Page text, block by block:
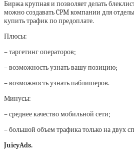
Биржа крупная и позволяет делать
можно создавать CPM компании для
купить трафик по предоплате.
Плюсы:
– таргетинг операторов;
– возможность узнать вашу позицию;
– возможность узнать паблишеров.
Минусы:
– среднее качество мобильной сети;
– большой объем трафика только на двух
JuicyAds.